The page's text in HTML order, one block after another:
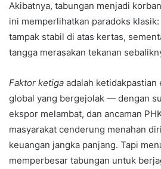
Akibatnya, tabungan menjadi
ini memperlihatkan paradoks
tampak stabil di atas kertas,
tangga merasakan tekanan
Faktor ketiga adalah ketidakpastian
global yang bergejolak — dengan
ekspor melambat, dan ancaman
masyarakat cenderung menahan
keuangan jangka panjang. Tapi
memperbesar tabungan untuk